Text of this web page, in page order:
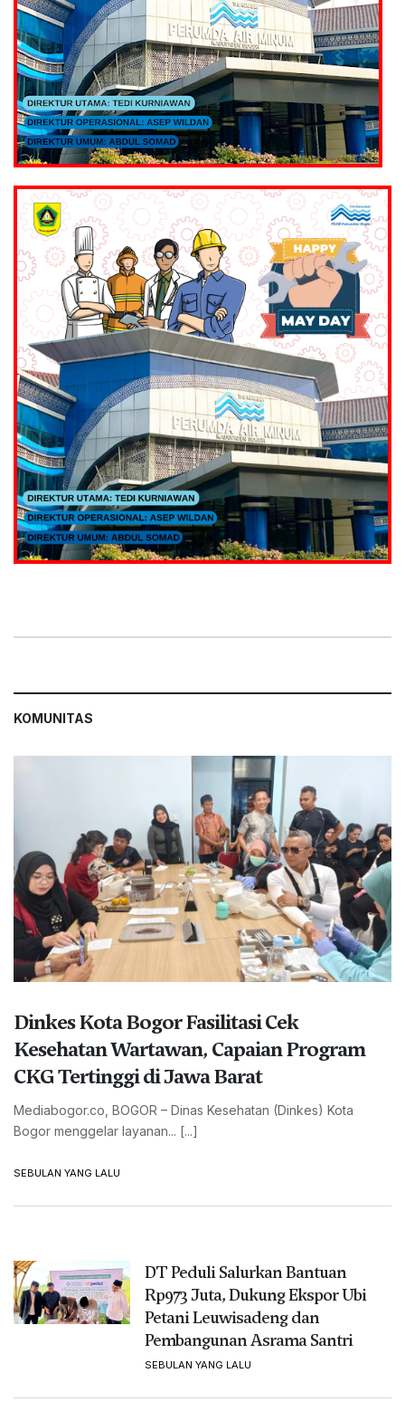
KOMUNITAS
Dinkes Kota Bogor Fasilitasi Cek
Kesehatan Wartawan, Capaian Program
CKG Tertinggi di Jawa Barat
Mediabogor.co, BOGOR – Dinas Kesehatan (Dinkes) Kota
Bogor menggelar layanan... [...]
SEBULAN YANG LALU
DT Peduli Salurkan Bantuan
Rp973 Juta, Dukung Ekspor Ubi
Petani Leuwisadeng dan
Pembangunan Asrama Santri
SEBULAN YANG LALU